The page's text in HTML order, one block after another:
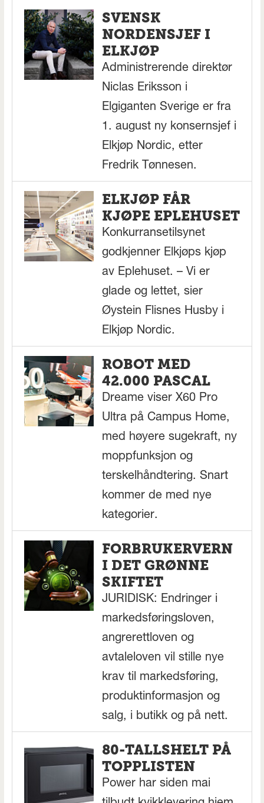
SVENSK
NORDENSJEF I
ELKJØP
Administrerende direktør
Niclas Eriksson i
Elgiganten Sverige er fra
1. august ny konsernsjef i
Elkjøp Nordic, etter
Fredrik Tønnesen.
ELKJØP FÅR
KJØPE EPLEHUSET
Konkurransetilsynet
godkjenner Elkjøps kjøp
av Eplehuset. – Vi er
glade og lettet, sier
Øystein Flisnes Husby i
Elkjøp Nordic.
ROBOT MED
42.000 PASCAL
Dreame viser X60 Pro
Ultra på Campus Home,
med høyere sugekraft, ny
moppfunksjon og
terskelhåndtering. Snart
kommer de med nye
kategorier.
FORBRUKERVERN
I DET GRØNNE
SKIFTET
JURIDISK: Endringer i
markedsføringsloven,
angrerettloven og
avtaleloven vil stille nye
krav til markedsføring,
produktinformasjon og
salg, i butikk og på nett.
80-TALLSHELT PÅ
TOPPLISTEN
Power har siden mai